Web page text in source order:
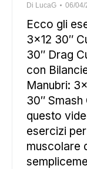
Di LucaG 06/04/
Ecco gli
3×12 30″
30″ Drag
con
Manubri:
30″ Smash
questo
esercizi
muscolare